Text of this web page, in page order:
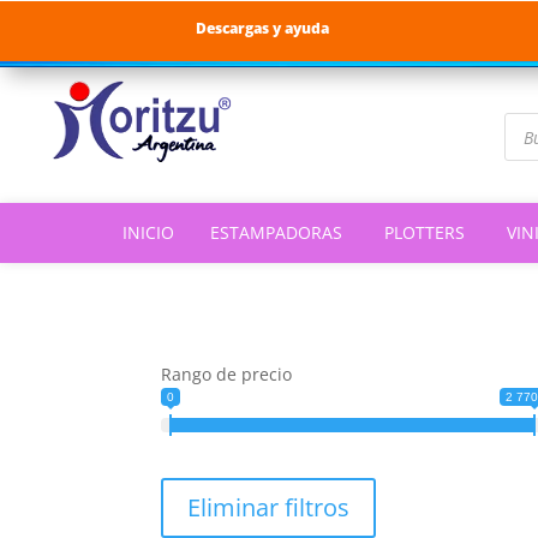
Descargas y ayuda
INICIO ESTAMPADORAS PLOTTERS
Rango de precio
0 2
Eliminar filtros